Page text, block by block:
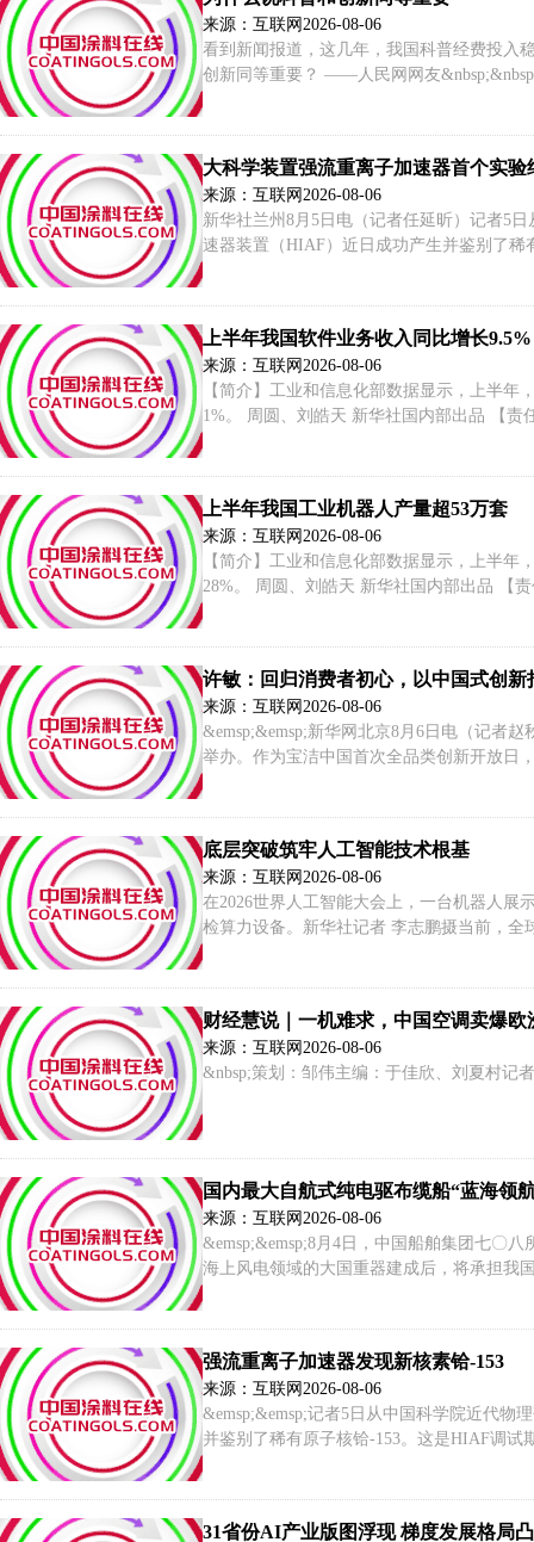
来源：互联网 2026-08-06
看到新闻报道，这几年，我国科普经费投入
创新同等重要？ ——人民网网友
大科学装置强流重离子加速器首个实验
来源：互联网 2026-08-06
新华社兰州8月5日电（记者任延昕）记者5
速器装置（HIAF）近日成功产生并鉴别了稀
上半年我国软件业务收入同比增长9.5%
来源：互联网 2026-08-06
【简介】工业和信息化部数据显示，上半年
1%。 周圆、刘皓天 新华社国内部出品 【责
上半年我国工业机器人产量超53万套
来源：互联网 2026-08-06
【简介】工业和信息化部数据显示，上半
28%。 周圆、刘皓天 新华社国内部出品 【
许敏：回归消费者初心，以中国式创新
来源：互联网 2026-08-06
&emsp;&emsp;新华网北京8月6日电（记者
举办。作为宝洁中国首次全品类创新开放日
底层突破筑牢人工智能技术根基
来源：互联网 2026-08-06
在2026世界人工智能大会上，一台机器人展
检算力设备。新华社记者 李志鹏摄当前，
财经慧说｜一机难求，中国空调卖爆欧
来源：互联网 2026-08-06
&nbsp;策划：邹伟主编：于佳欣、刘夏村记
国内最大自航式纯电驱布缆船“蓝海领
来源：互联网 2026-08-06
&emsp;&emsp;8月4日，中国船舶集团七〇
海上风电领域的大国重器建成后，将承担我
强流重离子加速器发现新核素铪-153
来源：互联网 2026-08-06
&emsp;&emsp;记者5日从中国科学院近代物
并鉴别了稀有原子核铪-153。这是HIAF调
31省份AI产业版图浮现 梯度发展格局